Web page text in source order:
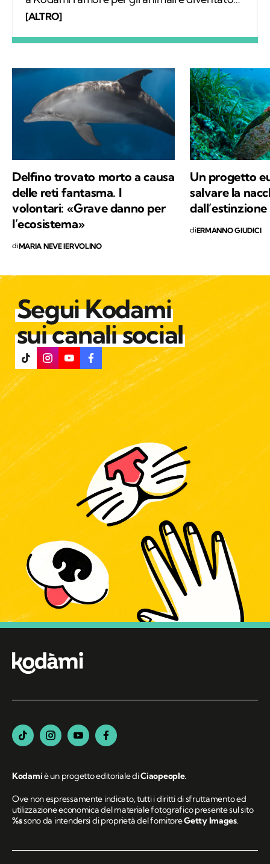
un lavoro attraverso cui provo a fare la
libero tanti libri, qualche viaggio e una
continua scoperta di ciò che mi circonda.
[ALTRO]
Delfino trovato morto a causa
delle reti fantasma. I
volontari: «Grave danno per
l’ecosistema»
diMARIA NEVE IERVOLINO
Un progetto
salvare la
dall’estinzione
diERMANNO GIUDICI
Segui Kodami
sui canali social
Kodamiè un progetto editoriale diCiaopeople.
Ove non espressamente indicato, tutti i diritti di sfruttamento ed
utilizzazione economica del materiale fotografico presente sul sito
%ssono da intendersi di proprietà del fornitoreGetty Images.